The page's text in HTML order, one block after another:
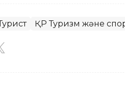
ҚР Туризм және